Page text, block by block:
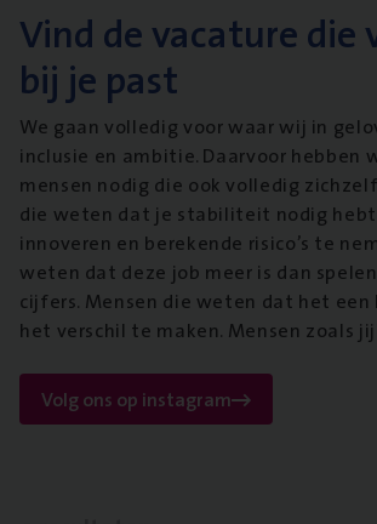
Vind de vacature die
bij je past
We gaan volledig voor waar wij in
inclusie en ambitie. Daarvoor hebben
mensen nodig die ook volledig
die weten dat je stabiliteit nodig
innoveren en berekende risico’s te
weten dat deze job meer is dan
cijfers. Mensen die weten dat het een
het verschil te maken. Mensen zoals
Volg ons op instagram